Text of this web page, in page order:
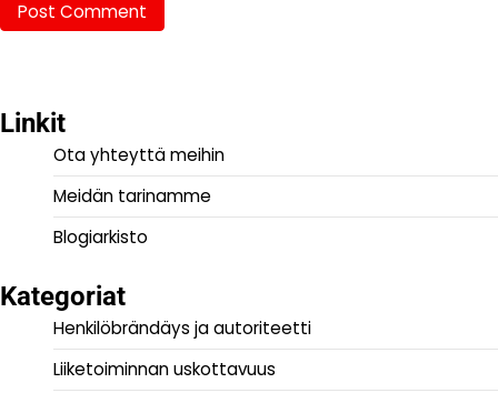
Linkit
Ota yhteyttä meihin
Meidän tarinamme
Blogiarkisto
Kategoriat
Henkilöbrändäys ja autoriteetti
Liiketoiminnan uskottavuus